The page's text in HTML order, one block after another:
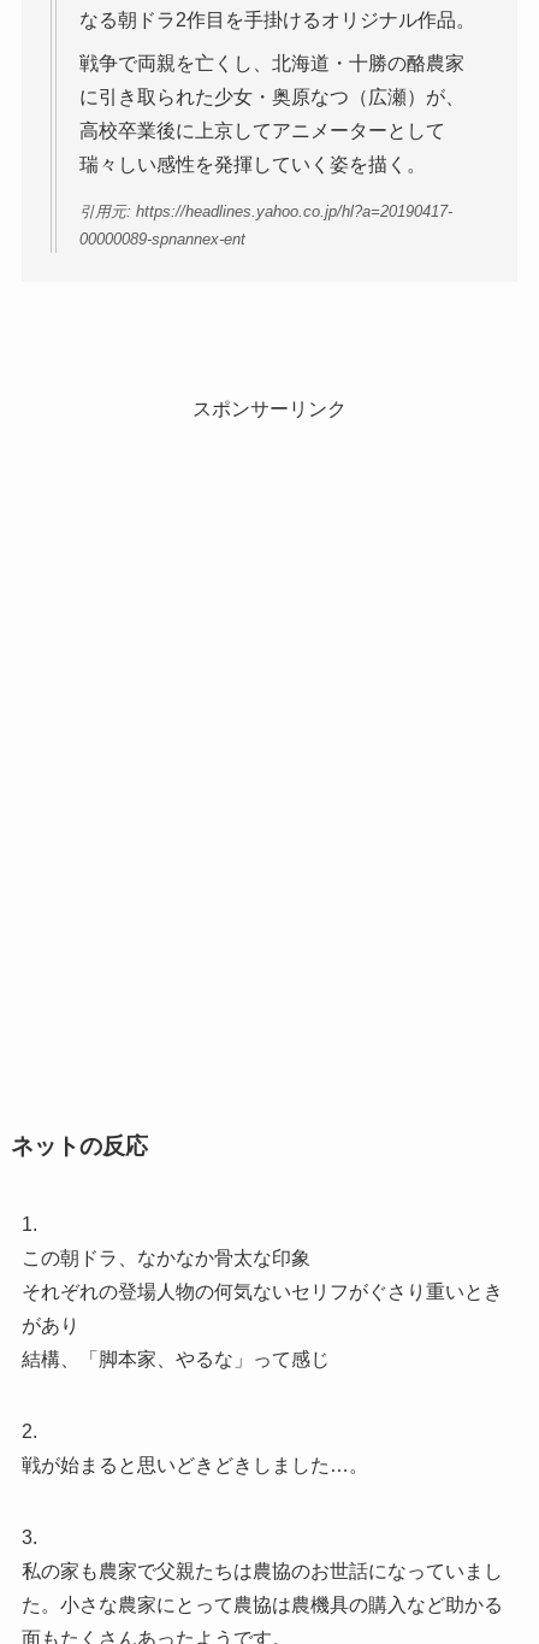
なる朝ドラ2作目を手掛けるオリジナル作品。
戦争で両親を亡くし、北海道・十勝の酪農家
に引き取られた少女・奥原なつ（広瀬）が、
高校卒業後に上京してアニメーターとして
瑞々しい感性を発揮していく姿を描く。
引用元: https://headlines.yahoo.co.jp/hl?a=20190417-
00000089-spnannex-ent
スポンサーリンク
ネットの反応
1.
この朝ドラ、なかなか骨太な印象
それぞれの登場人物の何気ないセリフがぐさり重いとき
があり
結構、「脚本家、やるな」って感じ
2.
戦が始まると思いどきどきしました…。
3.
私の家も農家で父親たちは農協のお世話になっていまし
た。小さな農家にとって農協は農機具の購入など助かる
面もたくさんあったようです。